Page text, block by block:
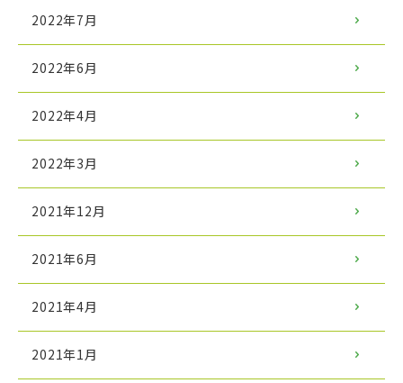
2022年7月
2022年6月
2022年4月
2022年3月
2021年12月
2021年6月
2021年4月
2021年1月